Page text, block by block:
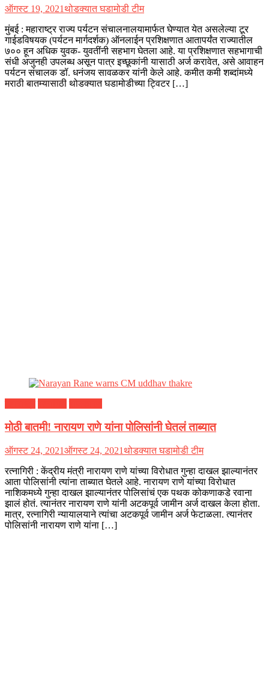
ऑगस्ट 19, 2021थोडक्यात घडामोडी टीम
मुंबई : महाराष्ट्र राज्य पर्यटन संचालनालयामार्फत घेण्यात येत असलेल्या टूर
गाईडविषयक (पर्यटन मार्गदर्शक) ऑनलाईन प्रशिक्षणात आतापर्यंत राज्यातील
७०० हून अधिक युवक- युवतींनी सहभाग घेतला आहे. या प्रशिक्षणात सहभागाची
संधी अजुनही उपलब्ध असून पात्र इच्छूकांनी यासाठी अर्ज करावेत, असे आवाहन
पर्यटन संचालक डॉ. धनंजय सावळकर यांनी केले आहे. कमीत कमी शब्दांमध्ये
मराठी बातम्यासाठी थोडक्यात घडामोडीच्या ट्विटर […]
मोठी बातमी! नारायण राणे यांना पोलिसांनी घेतलं ताब्यात
ऑगस्ट 24, 2021ऑगस्ट 24, 2021थोडक्यात घडामोडी टीम
रत्नागिरी : केंद्रीय मंत्री नारायण राणे यांच्या विरोधात गुन्हा दाखल झाल्यानंतर
आता पोलिसांनी त्यांना ताब्यात घेतले आहे. नारायण राणे यांच्या विरोधात
नाशिकमध्ये गुन्हा दाखल झाल्यानंतर पोलिसांचं एक पथक कोकणाकडे रवाना
झालं होतं. त्यानंतर नारायण राणे यांनी अटकपूर्व जामीन अर्ज दाखल केला होता.
मात्र, रत्नागिरी न्यायालयाने त्यांचा अटकपूर्व जामीन अर्ज फेटाळला. त्यानंतर
पोलिसांनी नारायण राणे यांना […]